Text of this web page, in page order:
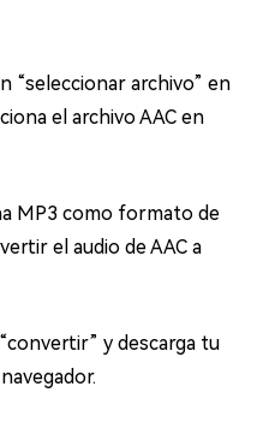
“seleccionar archivo” en
el archivo AAC en
MP3 como formato de
el audio de AAC a
y descarga tu